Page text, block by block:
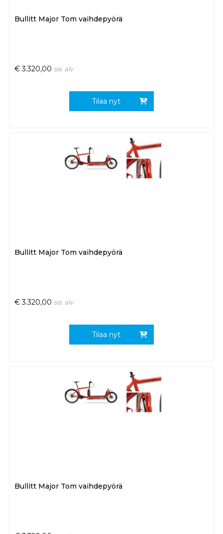
Bullitt Major Tom vaihdepyörä
€ 3.320,00 sis. alv
Tilaa nyt
Bullitt Major Tom vaihdepyörä
€ 3.320,00 sis. alv
Tilaa nyt
Bullitt Major Tom vaihdepyörä